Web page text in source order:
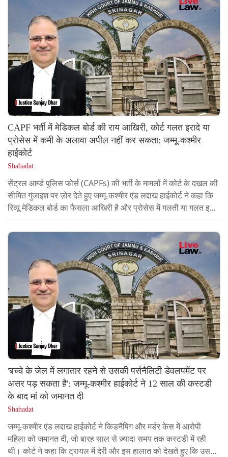
सर्विस में ऑफिसर के तौर पर काम करते रहने की इजाज़त देने के लिए
निर्देश...
CAPF भर्ती में मेडिकल बोर्ड की राय आखिरी, कोर्ट गलत इरादे या
प्रोसेस में कमी के अलावा अपील नहीं कर सकता: जम्मू-कश्मीर
हाईकोर्ट
Shahadat
सेंट्रल आर्म्ड पुलिस फोर्स (CAPFs) की भर्ती के मामलों में कोर्ट के दखल की
सीमित गुंजाइश पर ज़ोर देते हुए जम्मू-कश्मीर एंड लद्दाख हाईकोर्ट ने कहा कि
रिव्यू मेडिकल बोर्ड का फैसला आखिरी है और प्रोसेस में गलती या गलत इरादे
जैसी खास स्थितियों को छोड़कर कोर्ट द्वारा आगे रिव्यू या दोबारा जांच नहीं की
जा सकती।कोर्ट ने इस बात पर ज़ोर दिया कि CAPFs की भर्ती को कंट्रोल
करने वाला कानूनी ढांचा दूसरी मेडिकल जांच के बाद दी गई मेडिकल राय को
आखिरी दर्जा देता है। कोर्ट को ऐसे एक्सपर्ट फैसलों को बदलने में धीमा...
'बच्चे के जेल में लगातार रहने से उसकी पर्सनैलिटी डेवलपमेंट पर
असर पड़ सकता है': जम्मू-कश्मीर हाईकोर्ट ने 12 साल की कस्टडी
के बाद मां को जमानत दी
Shahadat
जम्मू-कश्मीर एंड लद्दाख हाईकोर्ट ने किडनैपिंग और मर्डर केस में आरोपी
महिला को जमानत दी, जो बारह साल से ज़्यादा समय तक कस्टडी में रही
थी। कोर्ट ने कहा कि ट्रायल में देरी और इस हालात को देखते हुए कि उसका